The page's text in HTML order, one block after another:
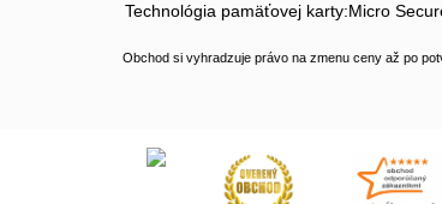
Technológia pamäťovej karty:Micro
Obchod si vyhradzuje právo na zmenu ceny až po